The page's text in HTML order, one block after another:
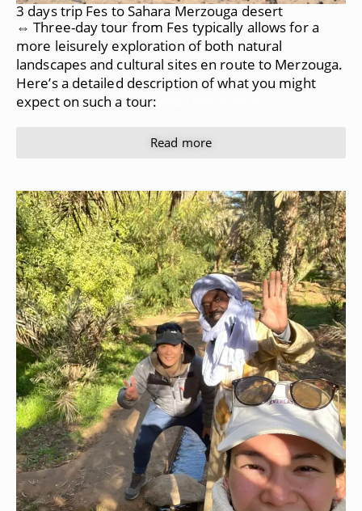
3 days trip Fes to Sahara Merzouga desert
⇔ Three-day tour from Fes typically allows for a
more leisurely exploration of both natural
landscapes and cultural sites en route to Merzouga.
Here’s a detailed description of what you might
expect on such a tour:
Read more